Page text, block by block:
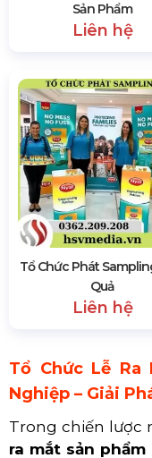
Sản Phẩm
Liên hệ
Tổ Chức Phát
Quả
Liên hệ
Tổ Chức Lễ Ra
Nghiệp – Giải
Trong chiến
ra mắt sản phẩm